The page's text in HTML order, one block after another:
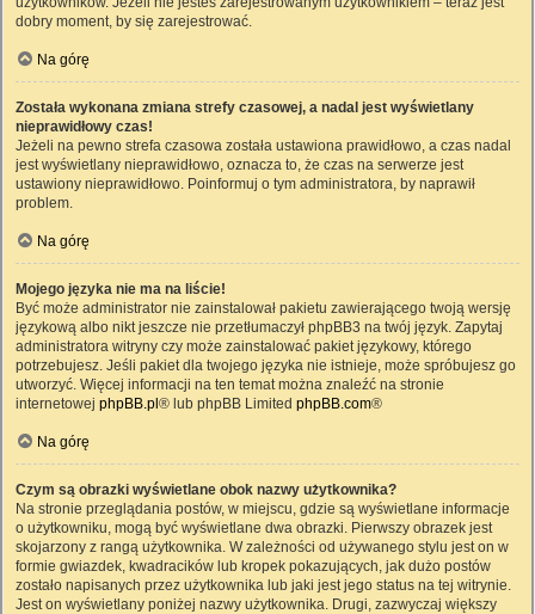
dobry moment, by się zarejestrować.
Na górę
Została wykonana zmiana strefy czasowej, a nadal jest wyświetlany
nieprawidłowy czas!
Jeżeli na pewno strefa czasowa została ustawiona prawidłowo, a czas nadal
jest wyświetlany nieprawidłowo, oznacza to, że czas na serwerze jest
ustawiony nieprawidłowo. Poinformuj o tym administratora, by naprawił
problem.
Na górę
Mojego języka nie ma na liście!
Być może administrator nie zainstalował pakietu zawierającego twoją wersję
językową albo nikt jeszcze nie przetłumaczył phpBB3 na twój język. Zapytaj
administratora witryny czy może zainstalować pakiet językowy, którego
potrzebujesz. Jeśli pakiet dla twojego języka nie istnieje, może spróbujesz go
utworzyć. Więcej informacji na ten temat można znaleźć na stronie
internetowej phpBB.pl ® lub phpBB Limited phpBB.com®
Na górę
Czym są obrazki wyświetlane obok nazwy użytkownika?
Na stronie przeglądania postów, w miejscu, gdzie są wyświetlane informacje
o użytkowniku, mogą być wyświetlane dwa obrazki. Pierwszy obrazek jest
skojarzony z rangą użytkownika. W zależności od używanego stylu jest on w
formie gwiazdek, kwadracików lub kropek pokazujących, jak dużo postów
zostało napisanych przez użytkownika lub jaki jest jego status na tej witrynie.
Jest on wyświetlany poniżej nazwy użytkownika. Drugi, zazwyczaj większy